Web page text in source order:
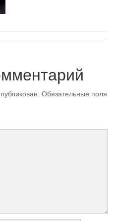
Обязательные поля